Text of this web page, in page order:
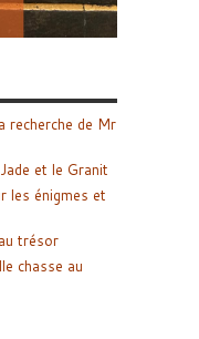
recherche de Mr
et le Granit
les énigmes et
trésor
chasse au